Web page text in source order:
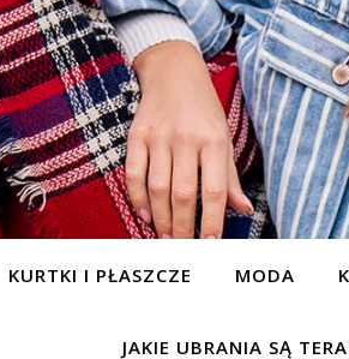
KURTKI I PŁASZCZE MODA
JAKIE UBRANIA SĄ